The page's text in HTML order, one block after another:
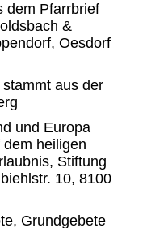
dem Pfarrbrief
&
Oesdorf
aus der
und Europa
heiligen
Stiftung
10, 8100
Grundgebete